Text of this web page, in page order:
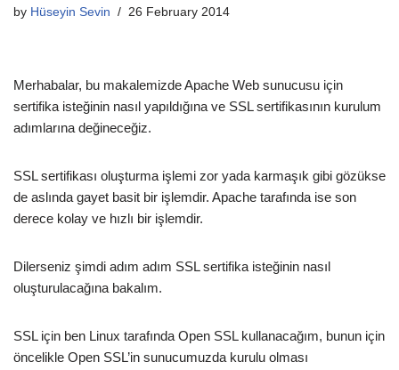
by Hüseyin Sevin 26 February 2014
Merhabalar, bu makalemizde Apache Web sunucusu için
sertifika isteğinin nasıl yapıldığına ve SSL sertifikasının kurulum
adımlarına değineceğiz.
SSL sertifikası oluşturma işlemi zor yada karmaşık gibi gözükse
de aslında gayet basit bir işlemdir. Apache tarafında ise son
derece kolay ve hızlı bir işlemdir.
Dilerseniz şimdi adım adım SSL sertifika isteğinin nasıl
oluşturulacağına bakalım.
SSL için ben Linux tarafında Open SSL kullanacağım, bunun için
öncelikle Open SSL’in sunucumuzda kurulu olması